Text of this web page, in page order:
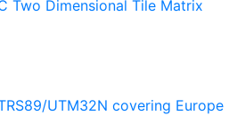
Two Dimensional Tile Matrix
UTM32N covering Europe